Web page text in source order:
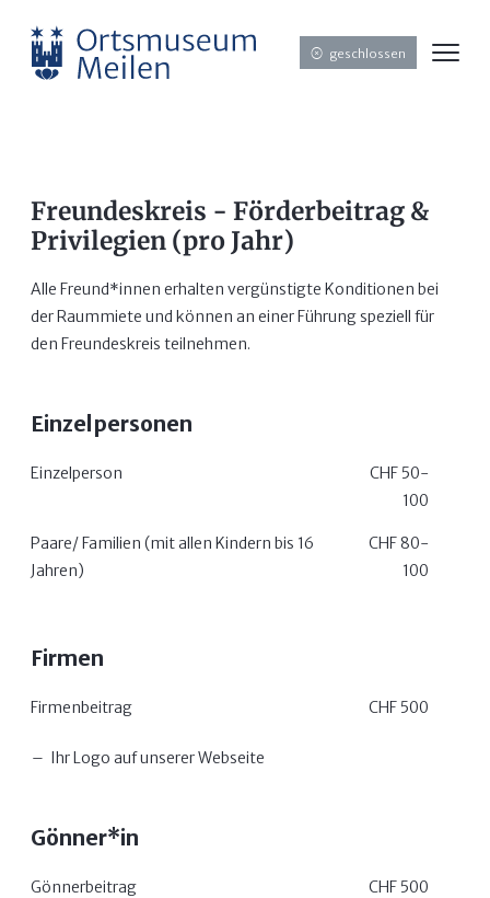
geschlossen
Freundeskreis - Förderbeitrag &
Privilegien (pro Jahr)
Alle Freund*innen erhalten vergünstigte Konditionen bei
der Raummiete und können an einer Führung speziell für
den Freundeskreis teilnehmen.
Einzelpersonen
Einzelperson
CHF 50-
100
Paare/ Familien (mit allen Kindern bis 16
Jahren)
CHF 80-
100
Firmen
Firmenbeitrag CHF 500
Ihr Logo auf unserer Webseite
Gönner*in
Gönnerbeitrag CHF 500